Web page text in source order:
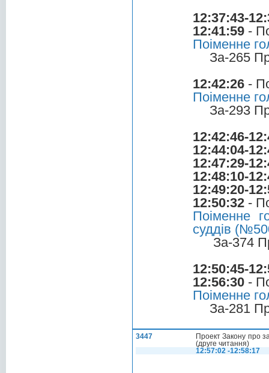
12:37:43-
12:41:59 -
Поіменне
За-265
12:42:26 -
Поіменне
За-293
12:42:46-
12:44:04-
12:47:29-
12:48:10-
12:49:20-
12:50:32 -
Поіменне
суддів
За-374
12:50:45-
12:56:30 -
Поіменне
За-281
3447
Проект Закону про
(друге читання)
12:57:02 -12:58:17